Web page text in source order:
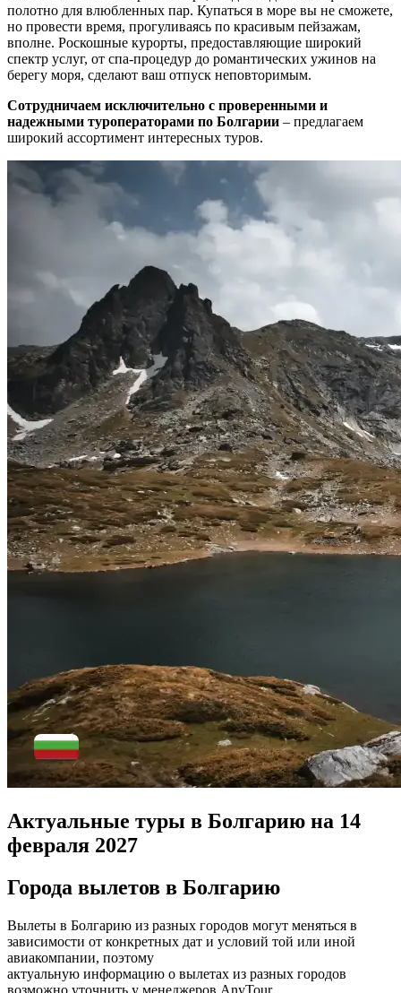
полотно для влюбленных пар. Купаться в море вы не сможете,
но провести время, прогуливаясь по красивым пейзажам,
вполне. Роскошные курорты, предоставляющие широкий
спектр услуг, от спа-процедур до романтических ужинов на
берегу моря, сделают ваш отпуск неповторимым.
Сотрудничаем исключительно с проверенными и
надежными туроператорами по Болгарии – предлагаем
широкий ассортимент интересных туров.
Актуальные туры в Болгарию на 14
февраля 2027
Города вылетов в Болгарию
Вылеты в Болгарию из разных городов могут меняться в
зависимости от конкретных дат и условий той или иной
авиакомпании, поэтому
актуальную информацию о вылетах из разных городов
возможно уточнить у менеджеров AnyTour.